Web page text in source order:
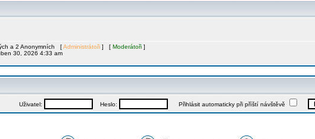
a 2 Anonymních [Administrátoři ] [ Moderátoři ]
30, 2026 4:33 am
Uživatel: Heslo: Přihlásit automaticky při příští návštěvě